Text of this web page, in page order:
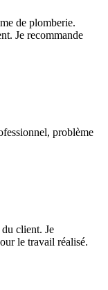
de plomberie.
Je recommande
problème
client. Je
le travail réalisé.